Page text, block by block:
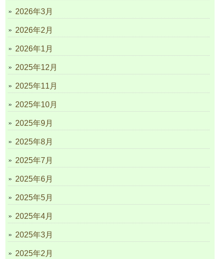
2026年3月
2026年2月
2026年1月
2025年12月
2025年11月
2025年10月
2025年9月
2025年8月
2025年7月
2025年6月
2025年5月
2025年4月
2025年3月
2025年2月